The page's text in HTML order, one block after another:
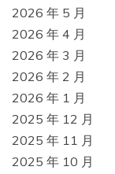
2026 年 5 月
2026 年 4 月
2026 年 3 月
2026 年 2 月
2026 年 1 月
2025 年 12 月
2025 年 11 月
2025 年 10 月